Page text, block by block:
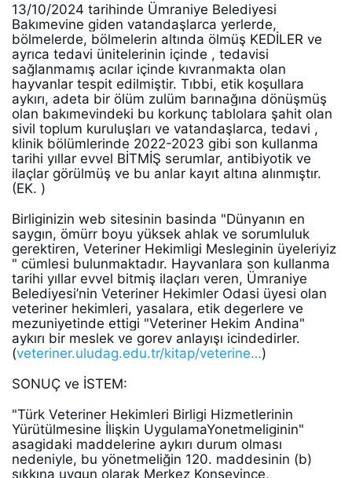
13/10/2024 tarihinde Ümraniye Belediyesi
Bakımevine giden vatandaşlarca yerlerde,
bölmelerde, bölmelerin altında ölmüş KEDİLER ve
ayrıca tedavi ünitelerinin içinde , tedavisi
sağlanmamış acılar içinde kıvranmakta olan
hayvanlar tespit edilmiştir. Tıbbi, etik koşullara
aykırı, adeta bir ölüm zulüm barınağına dönüşmüş
olan bakımevindeki bu korkunç tablolara şahit olan
sivil toplum kuruluşları ve vatandaşlarca, tedavi ,
klinik bölümlerinde 2022-2023 gibi son kullanma
tarihi yıllar evvel BİTMİŞ serumlar, antibiyotik ve
ilaçlar görülmüş ve bu anlar kayıt altına alınmıştır.
(EK. )
Birliginizin web sitesinin basinda "Dünyanın en
saygın, ömürr boyu yüksek ahlak ve sorumluluk
gerektiren, Veteriner Hekimligi Mesleginin üyeleriyiz
" cümlesi bulunmaktadır. Hayvanlara son kullanma
tarihi yıllar evvel bitmiş ilaçları veren, Ümraniye
Belediyesi’nin Veteriner Hekimler Odasi üyesi olan
veteriner hekimleri, yasalara, etik degerlere ve
mezuniyetinde ettigi "Veteriner Hekim Andina"
aykırı bir meslek ve gorev anlayışı icindedirler.
(veteriner.uludag.edu.tr/kitap/veterine…)
SONUÇ ve İSTEM:
"Türk Veteriner Hekimleri Birligi Hizmetlerinin
Yürütülmesine İlişkin UygulamaYonetmeliginin"
asagidaki maddelerine aykırı durum olması
nedeniyle, bu yönetmeliğin 120. maddesinin (b)
şıkkına uygun olarak Merkez Konseyince,